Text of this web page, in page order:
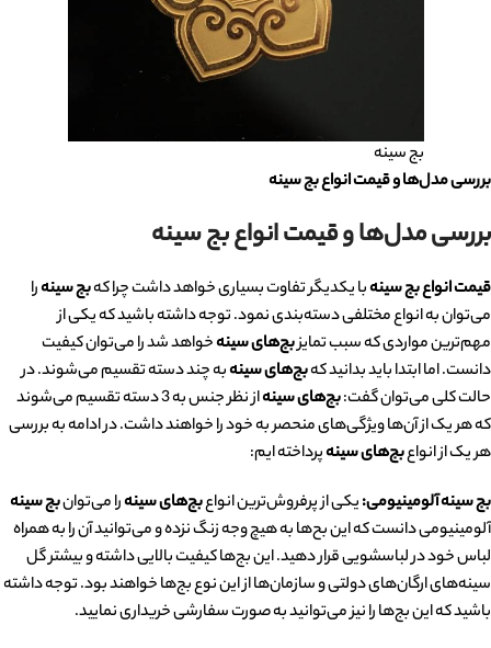
بج سینه
بررسی مدل‌ها و قیمت انواع بج سینه
بررسی مدل‌ها و قیمت انواع بج سینه
قیمت انواع بج سینهبا یکدیگر تفاوت بسیاری خواهد داشت چرا کهبج سینهرا
می‌توان به انواع مختلفی دسته‌بندی نمود. توجه داشته باشید که یکی از
مهم‌ترین مواردی که سبب تمایزبج‌های سینهخواهد شد را می‌توان کیفیت
دانست. اما ابتدا باید بدانید کهبج‌های سینهبه چند دسته تقسیم می‌شوند. در
حالت کلی می‌توان گفت:بج‌های سینه
از نظر جنس به 3 دسته تقسیم می‌شوند
که هر یک از آن‌ها ویژگی‌های منحصر به خود را خواهند داشت. در ادامه به بررسی
هر یک از انواعبج‌های سینهپرداخته ایم:
بج سینه آلومینیومی:یکی از پرفروش‌ترین انواعبج‌های سینهرا می‌توانبج سینه
آلومینیومی دانست که این بح‌ها به هیچ وجه زنگ نزده و می‌توانید آن را به همراه
لباس خود در لباسشویی قرار دهید. این بج‌ها کیفیت بالایی داشته و بیشتر گل
سینه‌های ارگان‌های دولتی و سازمان‌ها از این نوع بج‌ها خواهند بود. توجه داشته
باشید که این بج‌ها را نیز می‌توانید به صورت سفارشی خریداری نمایید.